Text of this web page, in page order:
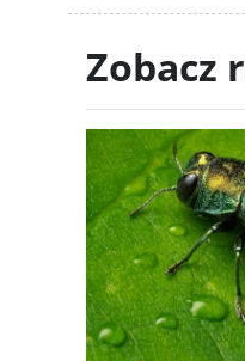
Zobacz